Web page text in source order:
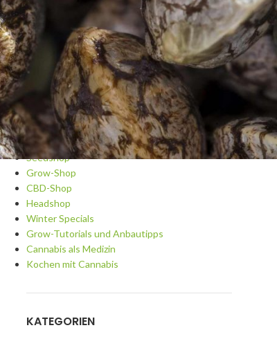
Getränke und Cocktails mit Cannabis
Growing
Grundrezepte und Tipps
Hydroponic
Snacks und Hauptgerichte
Sorten und Strainreviews
Süßes und Gebäck
Seedshop
Grow-Shop
CBD-Shop
Headshop
Winter Specials
Grow-Tutorials und Anbautipps
Cannabis als Medizin
Kochen mit Cannabis
KATEGORIEN